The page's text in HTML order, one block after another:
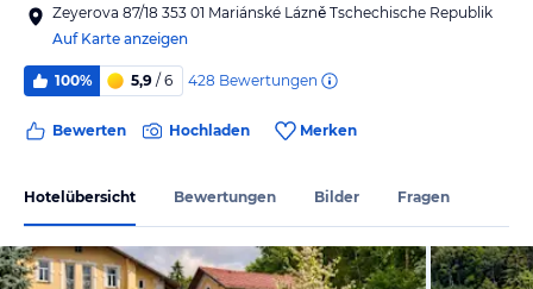
Zeyerova 87/18 353 01 Mariánské Lázně Tschechische Republik
Auf Karte anzeigen
100% 5,9 / 6 428 Bewertungen
Bewerten Hochladen Merken
Hotelübersicht Bewertungen Bilder Fragen